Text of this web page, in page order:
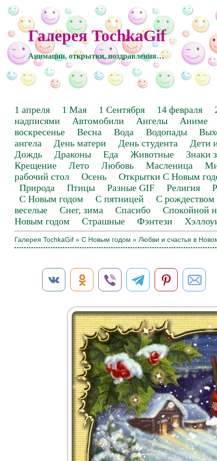
Галерея TochkaGif
Анимации, открытки, поздравления…
1 апреля 1 Мая 1 Сентября 14 февраля
надписями
Автомобили Ангелы
Аниме
воскресенье
Весна Вода Водопады
ангела
День матери День студента
Дети
Дождь
Драконы Еда Животные
Знаки
Крещение
Лето Любовь Масленица
рабочий стол
Осень
Открытки С Новым
Природа
Птицы Разные GIF Религия
С Новым годом
С пятницей
С рождеством
веселые
Снег, зима Спасибо
Спокойной
Новым годом
Страшные Фэнтези
Галерея TochkaGif » С Новым годом » Любви и счастья в